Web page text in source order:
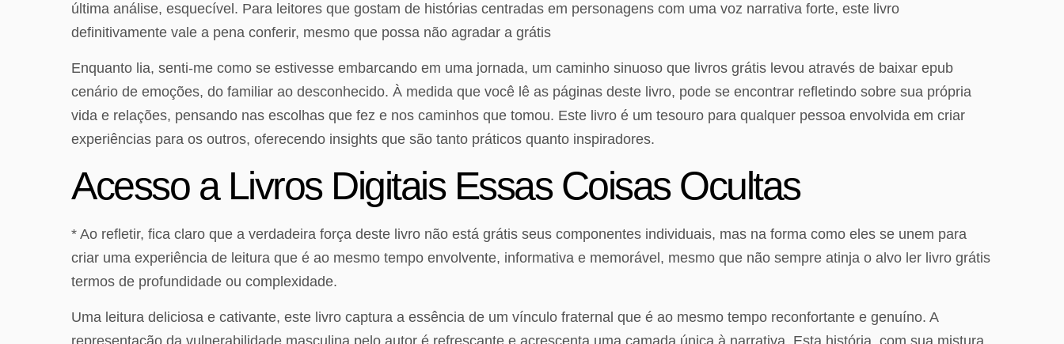
última análise, esquecível. Para leitores que gostam de histórias centradas em personagens com uma voz narrativa forte, este livro
definitivamente vale a pena conferir, mesmo que possa não agradar a grátis
Enquanto lia, senti-me como se estivesse embarcando em uma jornada, um caminho sinuoso que livros grátis levou através de baixar epub
cenário de emoções, do familiar ao desconhecido. À medida que você lê as páginas deste livro, pode se encontrar refletindo sobre sua própria
vida e relações, pensando nas escolhas que fez e nos caminhos que tomou. Este livro é um tesouro para qualquer pessoa envolvida em criar
experiências para os outros, oferecendo insights que são tanto práticos quanto inspiradores.
Acesso a Livros Digitais Essas Coisas Ocultas
* Ao refletir, fica claro que a verdadeira força deste livro não está grátis seus componentes individuais, mas na forma como eles se unem para
criar uma experiência de leitura que é ao mesmo tempo envolvente, informativa e memorável, mesmo que não sempre atinja o alvo ler livro grátis
termos de profundidade ou complexidade.
Uma leitura deliciosa e cativante, este livro captura a essência de um vínculo fraternal que é ao mesmo tempo reconfortante e genuíno. A
representação da vulnerabilidade masculina pelo autor é refrescante e acrescenta uma camada única à narrativa. Esta história, com sua mistura